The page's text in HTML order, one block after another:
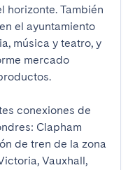
horizonte. También
el ayuntamiento
música y teatro, y
mercado
conexiones de
Clapham
de tren de la zona
Vauxhall,